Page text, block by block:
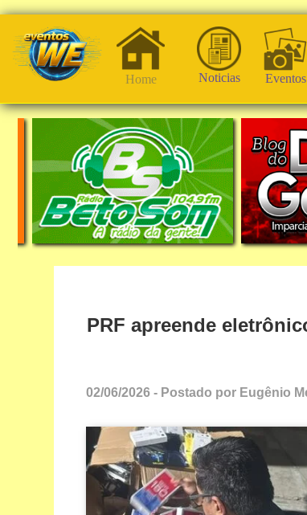
Home Noticias Eventos
PRF apreende
02/06/2026 - Postado por Eugênio